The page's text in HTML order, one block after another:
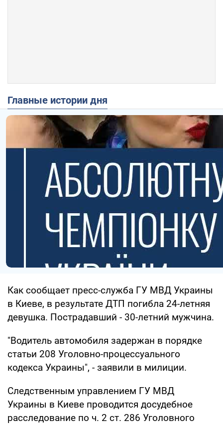
Главные истории дня
Как сообщает пресс-служба ГУ МВД Украины
в Киеве, в результате ДТП погибла 24-летняя
девушка. Пострадавший - 30-летний мужчина.
"Водитель автомобиля задержан в порядке
статьи 208 Уголовно-процессуального
кодекса Украины", - заявили в милиции.
Следственным управлением ГУ МВД
Украины в Киеве проводится досудебное
расследование по ч. 2 ст. 286 Уголовного